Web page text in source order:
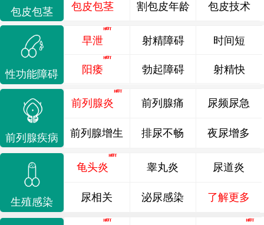
包皮包茎 包皮包茎 割包皮年龄 包皮技术
性功能障碍
早泄
阳痿
射精障碍
勃起障碍
时间短
射精快
前列腺疾病
前列腺炎 前列腺痛 尿频尿急
前列腺增生 排尿不畅 夜尿增多
生殖感染
龟头炎 睾丸炎 尿道炎
尿相关 泌尿感染 了解更多